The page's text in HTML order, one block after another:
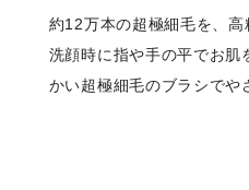
約12万本の超極細毛を、高
洗顔時に指や手の平でお肌
かい超極細毛のブラシでや